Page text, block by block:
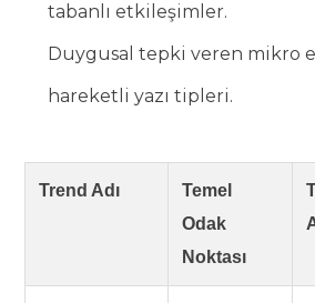
tabanlı etkileşimler.
Duygusal tepki veren mikro
hareketli yazı tipleri.
Trend Adı
Temel
Odak
Noktası